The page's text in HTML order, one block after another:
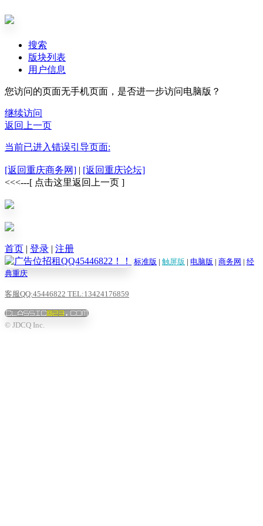
搜索
版块列表
用户信息
您访问的页面无手机页面，是否进一步访问电脑版？
继续访问
返回上一页
当前已进入错误引导页面:
[返回重庆商务网] | [返回重庆论坛]
<<<---[ 点击这里返回上一页 ]
首页 | 登录 | 注册
标准版 | 触屏版 | 电脑版 | 商务网 | 经
典重庆
客服QQ:45446822 TEL:13424176859
© JDCQ Inc.